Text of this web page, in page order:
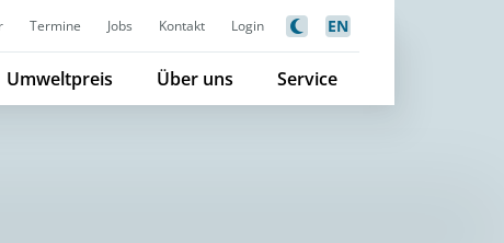
Termine Jobs Kontakt Login EN
Umweltpreis Über uns Service